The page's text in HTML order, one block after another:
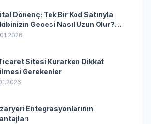
Dönenç: Tek Bir Kod Satırıyla
Gecesi Nasıl Uzun Olur?
Yazılımın Güçlü Rolü)
Sitesi Kurarken Dikkat
Gerekenler
Entegrasyonlarının